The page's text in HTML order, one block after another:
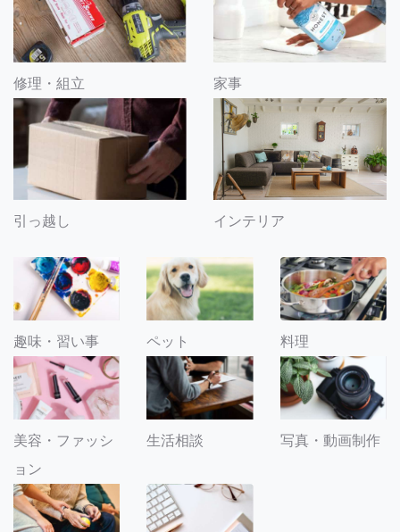
修理・組立 家事
引っ越し インテリア
趣味・習い事 ペット 料理
美容・ファッシ
ョン
生活相談 写真・動画制作